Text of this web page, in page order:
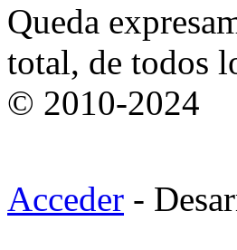
Queda
total, de todos
© 2010-2024
Acceder -